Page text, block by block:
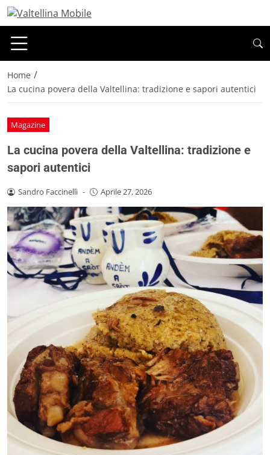
Home /
La cucina povera della Valtellina: tradizione e sapori autentici
Magazine
La cucina povera della Valtellina: tradizione e
sapori autentici
Sandro Faccinelli - Aprile 27, 2026